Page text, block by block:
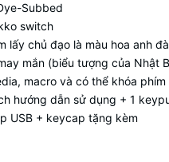
Subbed
switch
lấy chủ đạo là màu hoa anh
mắn (biểu tượng của Nhật
macro và có thể khóa
hướng dẫn sử dụng + 1
USB + keycap tặng kèm